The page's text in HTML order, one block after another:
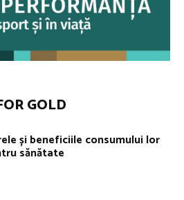
GOLD
și beneficiile consumului lor
sănătate